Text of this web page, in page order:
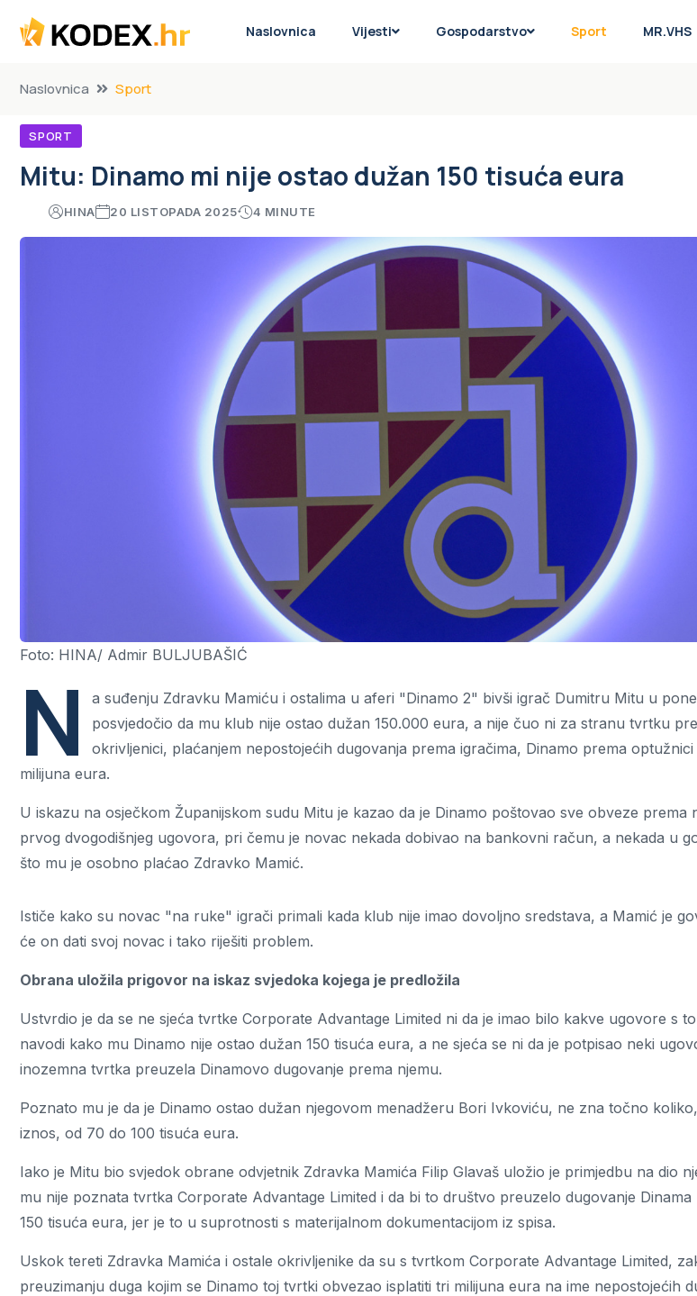
Naslovnica Vijesti Gospodarstvo Sport MR.VHS
Naslovnica Sport
SPORT
Mitu: Dinamo mi nije ostao dužan 150 tisuća eura
HINA 20 LISTOPADA 2025 4 MINUTE
Foto: HINA/ Admir BULJUBAŠIĆ
N
a suđenju Zdravku Mamiću i ostalima u aferi "Dinamo 2" bivši igrač Dumitru Mitu u
posvjedočio da mu klub nije ostao dužan 150.000 eura, a nije čuo ni za stranu tvrtku
okrivljenici, plaćanjem nepostojećih dugovanja prema igračima, Dinamo prema
milijuna eura.
U iskazu na osječkom Županijskom sudu Mitu je kazao da je Dinamo poštovao sve obveze prema
prvog dvogodišnjeg ugovora, pri čemu je novac nekada dobivao na bankovni račun, a nekada u
što mu je osobno plaćao Zdravko Mamić.
Ističe kako su novac "na ruke" igrači primali kada klub nije imao dovoljno sredstava, a Mamić je
će on dati svoj novac i tako riješiti problem.
Obrana uložila prigovor na iskaz svjedoka kojega je predložila
Ustvrdio je da se ne sjeća tvrtke Corporate Advantage Limited ni da je imao bilo kakve ugovore s
navodi kako mu Dinamo nije ostao dužan 150 tisuća eura, a ne sjeća se ni da je potpisao neki
inozemna tvrtka preuzela Dinamovo dugovanje prema njemu.
Poznato mu je da je Dinamo ostao dužan njegovom menadžeru Bori Ivkoviću, ne zna točno
iznos, od 70 do 100 tisuća eura.
Iako je Mitu bio svjedok obrane odvjetnik Zdravka Mamića Filip Glavaš uložio je primjedbu na dio
mu nije poznata tvrtka Corporate Advantage Limited i da bi to društvo preuzelo dugovanje Dinama
150 tisuća eura, jer je to u suprotnosti s materijalnom dokumentacijom iz spisa.
Uskok tereti Zdravka Mamića i ostale okrivljenike da su s tvrtkom Corporate Advantage Limited,
preuzimanju duga kojim se Dinamo toj tvrtki obvezao isplatiti tri milijuna eura na ime nepostojećih